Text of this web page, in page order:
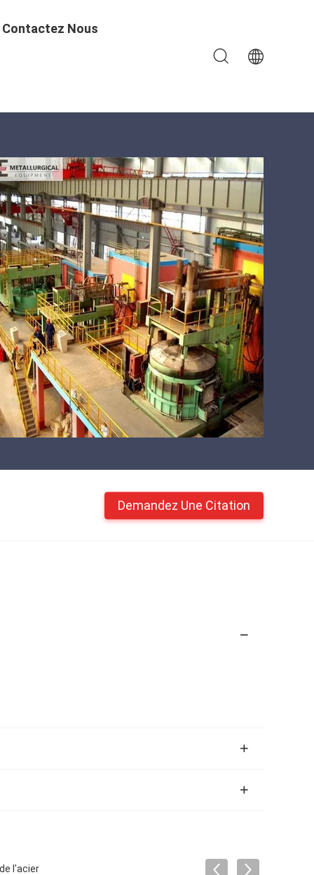
Contactez Nous
Demandez Une Citation
l'acier